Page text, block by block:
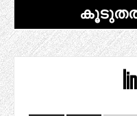
കൂടുതൽ